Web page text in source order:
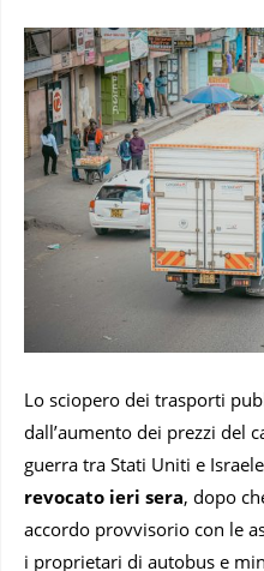
Lo sciopero dei trasporti
dall’aumento dei prezzi del
guerra tra Stati Uniti e
revocato ieri sera, dopo
accordo provvisorio con le
i proprietari di autobus e